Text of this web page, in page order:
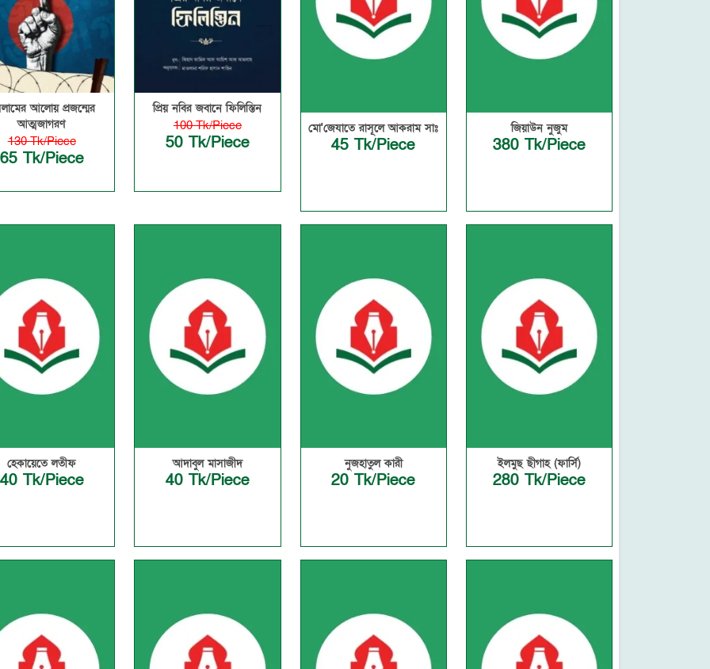
আলোয় প্রজন্মের
আত্মজাগরণ
130 Tk/Piece
65 Tk/Piece
প্রিয় নবির জবানে ফিলিস্তিন
100 Tk/Piece
50 Tk/Piece
মো'জেযাতে রাসূলে আকরাম সাঃ
45 Tk/Piece
জিয়াউন নুজুম
380 Tk/Piece
হেকায়েতে লতীফ
40 Tk/Piece
আদাবুল মাসাজীদ
40 Tk/Piece
নুজহাতুল কারী
20 Tk/Piece
ইলমুছ ছীগাহ (ফার্সি)
280 Tk/Piece